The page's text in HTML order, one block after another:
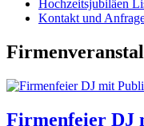
Hochzeitsjubiläen
Kontakt und
Firmenfeier DJ